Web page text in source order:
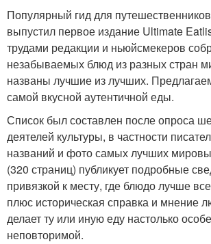
Популярный гид для
выпустил первое издание Ultimate
трудами редакции и ньюйсмекеров
незабываемых блюд из разных стран
названы лучшие из лучших.
самой вкусной аутентичной еды.
Список был составлен после опроса
деятелей культуры, в частности
названий и фото самых лучших
(320 страниц) публикует подробные
привязкой к месту, где блюдо лучше
плюс историческая справка и мнение
делает ту или иную еду настолько
неповторимой.